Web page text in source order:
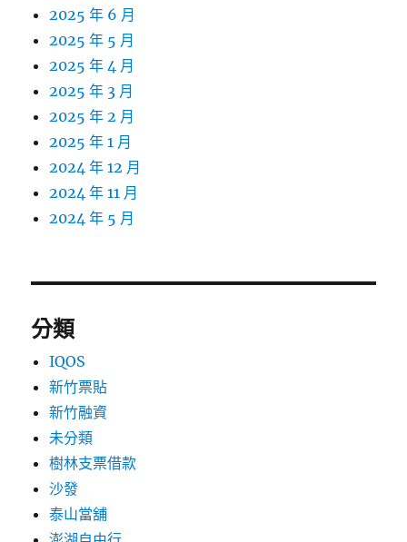
2025 年 6 月
2025 年 5 月
2025 年 4 月
2025 年 3 月
2025 年 2 月
2025 年 1 月
2024 年 12 月
2024 年 11 月
2024 年 5 月
分類
IQOS
新竹票貼
新竹融資
未分類
樹林支票借款
沙發
泰山當舖